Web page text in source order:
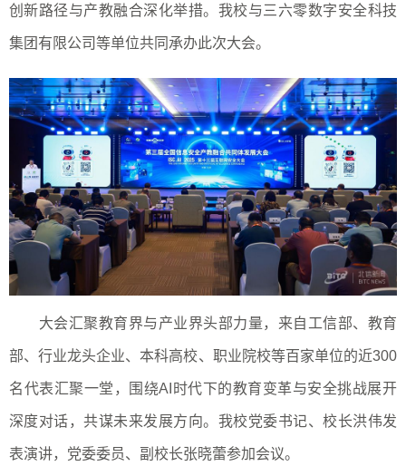
创新路径与产教融合深化举措。我校与三六零数字安全科技
集团有限公司等单位共同承办此次大会。
大会汇聚教育界与产业界头部力量，来自工信部、教育
部、行业龙头企业、本科高校、职业院校等百家单位的近300
名代表汇聚一堂，围绕AI 时代下的教育变革与安全挑战展开
深度对话，共谋未来发展方向。我校党委书记、校长洪伟发
表演讲，党委委员、副校长张晓蕾参加会议。